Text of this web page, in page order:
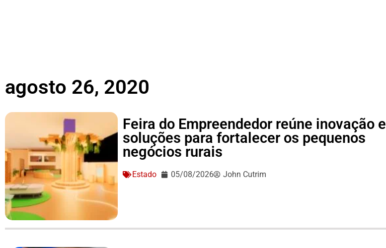
agosto 26, 2020
Feira do Empreendedor reúne inovação e
soluções para fortalecer os pequenos
negócios rurais
Estado 05/08/2026 John Cutrim